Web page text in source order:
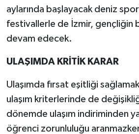
aylarında başlayacak deniz
festivallerle de İzmir, gençliğin
devam edecek.
ULAŞIMDA KRİTİK KARAR
Ulaşımda fırsat eşitliği
ulaşım kriterlerinde de
dönemde ulaşım indiriminden
öğrenci zorunluluğu